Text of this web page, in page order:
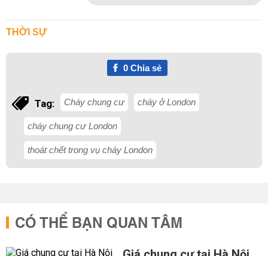
THỜI SỰ
0Chia sẻ
Tag: Cháy chung cư cháy ở London
cháy chung cư London
thoát chết trong vụ cháy London
CÓ THỂ BẠN QUAN TÂM